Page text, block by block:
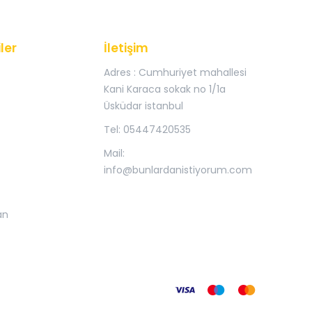
İletişim
Adres : Cumhuriyet mahallesi
Kani Karaca sokak no 1/1a
Üsküdar istanbul
Tel: 05447420535
Mail:
info@bunlardanistiyorum.com